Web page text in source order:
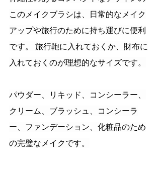
このメイクブラシは、日常的なメイク
アップや旅行のために持ち運びに便利
です。 旅行鞄に入れておくか、財布に
入れておくのが理想的なサイズです。
パウダー、リキッド、コンシーラー、
クリーム、ブラッシュ、コンシーラ
ー、ファンデーション、化粧品のため
の完璧なメイクです。